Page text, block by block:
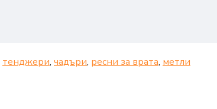
тенджери, чадъри, ресни за врата, метли